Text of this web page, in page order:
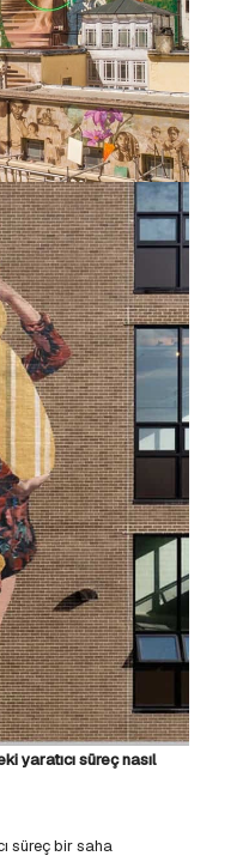
yaratıcı süreç nasıl
süreç bir saha